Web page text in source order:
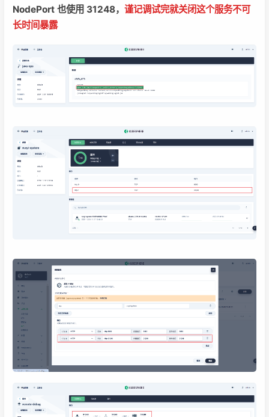
NodePort 也使用 31248， 谨记调试完就关闭这个服务不可
长时间暴露